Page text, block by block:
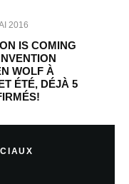
2016
IS COMING
WOLF À
ÉTÉ, DÉJÀ 5